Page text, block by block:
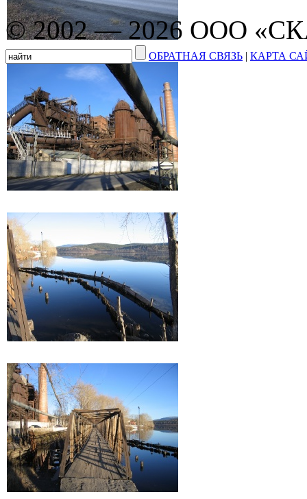
© 2002 — 2026 ООО
ОБРАТНАЯ СВЯЗЬ | КАРТА